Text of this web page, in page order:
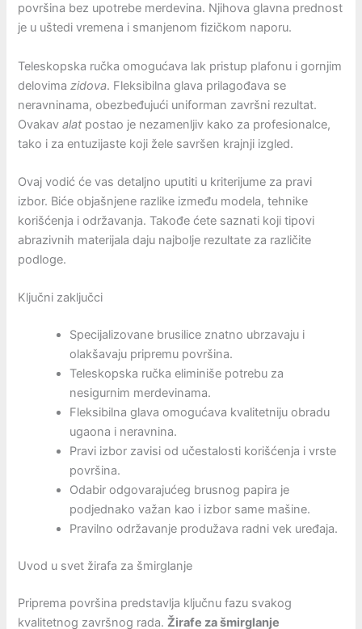
površina bez upotrebe merdevina. Njihova glavna prednost
je u uštedi vremena i smanjenom fizičkom naporu.
Teleskopska ručka omogućava lak pristup plafonu i gornjim
delovimazidova. Fleksibilna glava prilagođava se
neravninama, obezbeđujući uniforman završni rezultat.
Ovakavalat postao je nezamenljiv kako za profesionalce,
tako i za entuzijaste koji žele savršen krajnji izgled.
Ovaj vodić će vas detaljno uputiti u kriterijume za pravi
izbor. Biće objašnjene razlike između modela, tehnike
korišćenja i održavanja. Takođe ćete saznati koji tipovi
abrazivnih materijala daju najbolje rezultate za različite
podloge.
Ključni zaključci
Specijalizovane brusilice znatno ubrzavaju i
olakšavaju pripremu površina.
Teleskopska ručka eliminiše potrebu za
nesigurnim merdevinama.
Fleksibilna glava omogućava kvalitetniju obradu
ugaona i neravnina.
Pravi izbor zavisi od učestalosti korišćenja i vrste
površina.
Odabir odgovarajućeg brusnog papira je
podjednako važan kao i izbor same mašine.
Pravilno održavanje produžava radni vek uređaja.
Uvod u svet žirafa za šmirglanje
Priprema površina predstavlja ključnu fazu svakog
kvalitetnog završnog rada.Žirafe za šmirglanje